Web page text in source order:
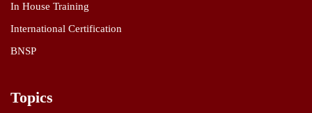
In House Training
International Certification
BNSP
Topics